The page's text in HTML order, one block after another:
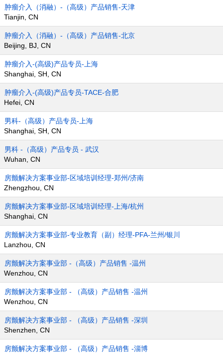
肿瘤介入（消融）-（高级）产品销售-天津
Tianjin, CN
肿瘤介入（消融）-（高级）产品销售-北京
Beijing, BJ, CN
肿瘤介入-(高级)产品专员-上海
Shanghai, SH, CN
肿瘤介入-(高级)产品专员-TACE-合肥
Hefei, CN
男科-（高级）产品专员-上海
Shanghai, SH, CN
男科 -（高级）产品专员 - 武汉
Wuhan, CN
房颤解决方案事业部-区域培训经理-郑州/济南
Zhengzhou, CN
房颤解决方案事业部-区域培训经理-上海/杭州
Shanghai, CN
房颤解决方案事业部-专业教育（副）经理-PFA-兰州/银川
Lanzhou, CN
房颤解决方案事业部 -（高级）产品销售 -温州
Wenzhou, CN
房颤解决方案事业部 - （高级）产品销售 -温州
Wenzhou, CN
房颤解决方案事业部 - （高级）产品销售 -深圳
Shenzhen, CN
房颤解决方案事业部 - （高级）产品销售 -淄博